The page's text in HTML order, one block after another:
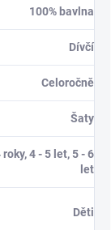
100% bavlna
Dívčí
Celoročně
Šaty
4 - 5 let, 5 - 6
let
Děti